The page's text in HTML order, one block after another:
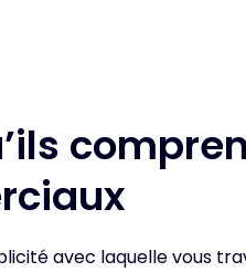
avec laquelle vous